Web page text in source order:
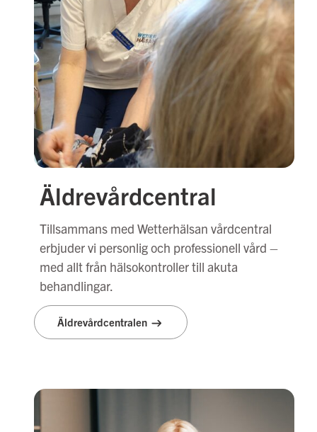
Äldrevårdcentral
Tillsammans med Wetterhälsan vårdcentral
erbjuder vi personlig och professionell vård –
med allt från hälsokontroller till akuta
behandlingar.
Äldrevårdcentralen